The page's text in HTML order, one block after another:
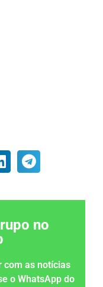
no
com as notícias
o WhatsApp do